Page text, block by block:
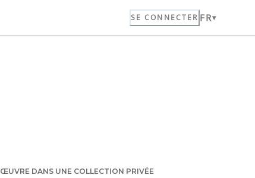
SE CONNECTER FR
ŒUVRE DANS UNE COLLECTION PRIVÉE